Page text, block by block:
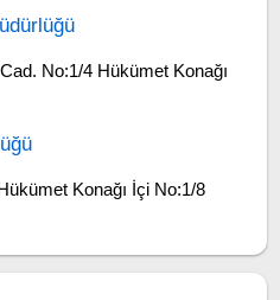
No:1/4 Hükümet Konağı
Konağı İçi No:1/8